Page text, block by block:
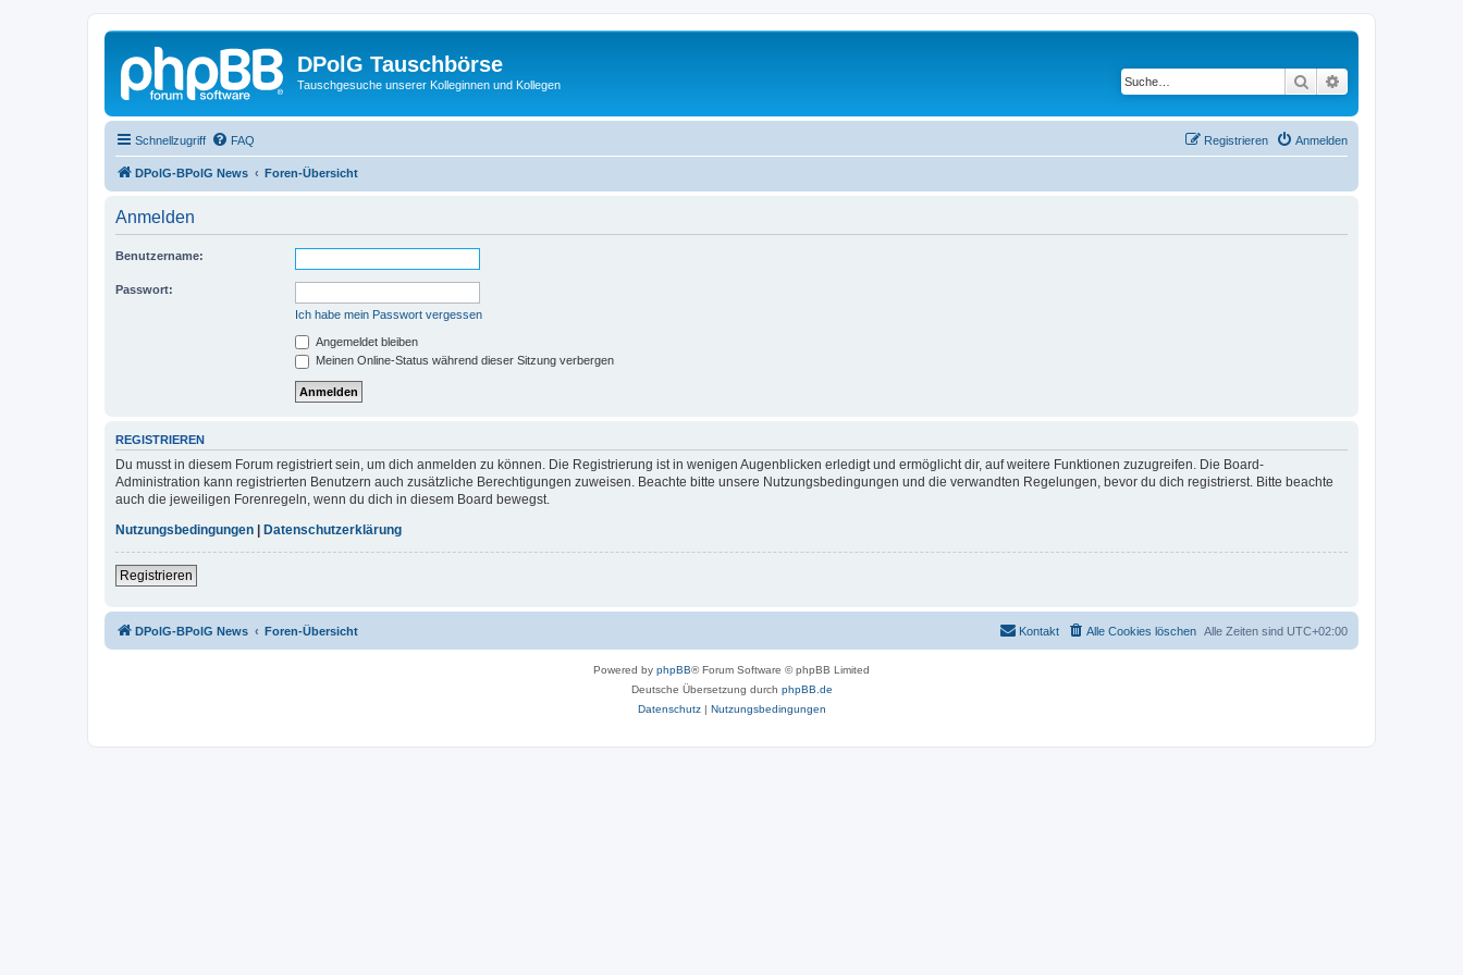
DPolG Tauschbörse
Tauschgesuche unserer Kolleginnen und Kollegen Suche
Schnellzugriff FAQ Anmelden
Registrieren
DPolG-BPolG News Foren-Übersicht
Anmelden
Benutzername:
Passwort:
Ich habe mein Passwort vergessen
Angemeldet bleiben
Meinen Online-Status während dieser Sitzung verbergen
REGISTRIEREN
Du musst in diesem Forum registriert sein, um dich anmelden zu können. Die Registrierung ist in wenigen Augenblicken erledigt und ermöglicht dir, auf weitere Funktionen zuzugreifen. Die Board-
Administration kann registrierten Benutzern auch zusätzliche Berechtigungen zuweisen. Beachte bitte unsere Nutzungsbedingungen und die verwandten Regelungen, bevor du dich registrierst. Bitte beachte
auch die jeweiligen Forenregeln, wenn du dich in diesem Board bewegst.
Nutzungsbedingungen
Datenschutzerklärung
Registrieren
DPolG-BPolG News Foren-Übersicht Alle Zeiten sind UTC+02:00
Alle Cookies löschen
Kontakt
Powered by phpBB® Forum Software © phpBB Limited
Deutsche Übersetzung durch phpBB.de
Datenschutz| Nutzungsbedingungen